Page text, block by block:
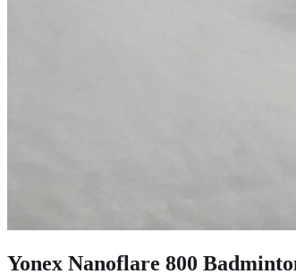
Yonex Nanoflare 800